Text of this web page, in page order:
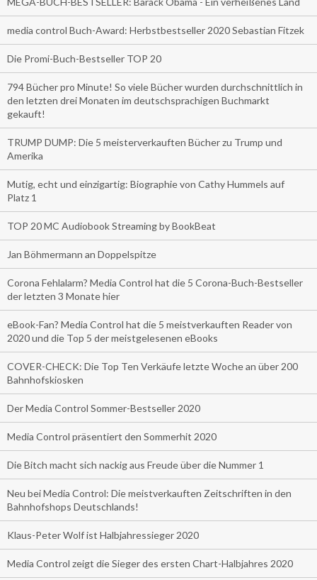
media control Buch-Award: Herbstbestseller 2020 Sebastian Fitzek
Die Promi-Buch-Bestseller TOP 20
794 Bücher pro Minute! So viele Bücher wurden durchschnittlich in
den letzten drei Monaten im deutschsprachigen Buchmarkt
gekauft!
TRUMP DUMP: Die 5 meisterverkauften Bücher zu Trump und
Amerika
Mutig, echt und einzigartig: Biographie von Cathy Hummels auf
Platz 1
TOP 20 MC Audiobook Streaming by BookBeat
Jan Böhmermann an Doppelspitze
Corona Fehlalarm? Media Control hat die 5 Corona-Buch-Bestseller
der letzten 3 Monate hier
eBook-Fan? Media Control hat die 5 meistverkauften Reader von
2020 und die Top 5 der meistgelesenen eBooks
COVER-CHECK: Die Top Ten Verkäufe letzte Woche an über 200
Bahnhofskiosken
Der Media Control Sommer-Bestseller 2020
Media Control präsentiert den Sommerhit 2020
Die Bitch macht sich nackig aus Freude über die Nummer 1
Neu bei Media Control: Die meistverkauften Zeitschriften in den
Bahnhofshops Deutschlands!
Klaus-Peter Wolf ist Halbjahressieger 2020
Media Control zeigt die Sieger des ersten Chart-Halbjahres 2020